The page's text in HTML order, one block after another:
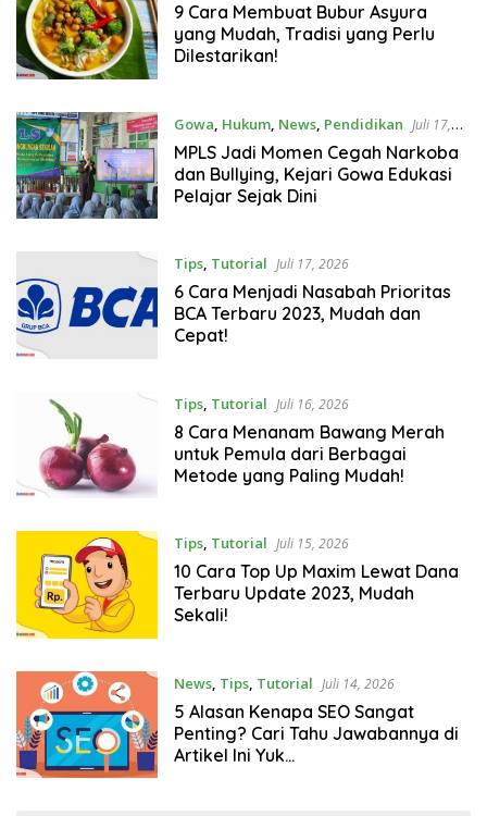
9 Cara Membuat Bubur Asyura
yang Mudah, Tradisi yang Perlu
Dilestarikan!
Gowa, Hukum, News, Pendidikan Juli 17,
2026
MPLS Jadi Momen Cegah Narkoba
dan Bullying, Kejari Gowa Edukasi
Pelajar Sejak Dini
Tips, Tutorial Juli 17, 2026
6 Cara Menjadi Nasabah Prioritas
BCA Terbaru 2023, Mudah dan
Cepat!
Tips, Tutorial Juli 16, 2026
8 Cara Menanam Bawang Merah
untuk Pemula dari Berbagai
Metode yang Paling Mudah!
Tips, Tutorial Juli 15, 2026
10 Cara Top Up Maxim Lewat Dana
Terbaru Update 2023, Mudah
Sekali!
News, Tips, Tutorial Juli 14, 2026
5 Alasan Kenapa SEO Sangat
Penting? Cari Tahu Jawabannya di
Artikel Ini Yuk…